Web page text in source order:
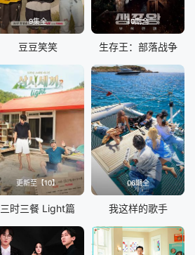
9集全
豆豆笑笑
10期全
生存王：部落战争
更新至【10】
三时三餐 Light篇
06期全
我这样的歌手